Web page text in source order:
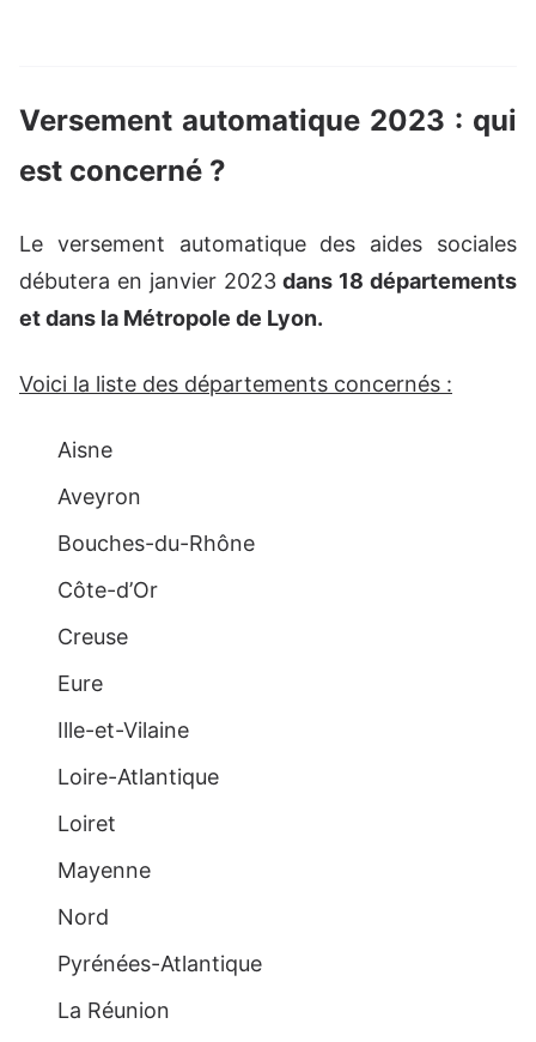
Versement automatique 2023 : qui
est concerné ?
Le versement automatique des aides sociales
débutera en janvier 2023dans 18 départements
et dans la Métropole de Lyon.
Voici la liste des départements concernés :
Aisne
Aveyron
Bouches-du-Rhône
Côte-d’Or
Creuse
Eure
Ille-et-Vilaine
Loire-Atlantique
Loiret
Mayenne
Nord
Pyrénées-Atlantique
La Réunion